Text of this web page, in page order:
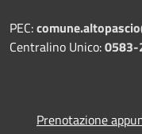
PEC:
Centralino Unico:0583-
Prenotazione